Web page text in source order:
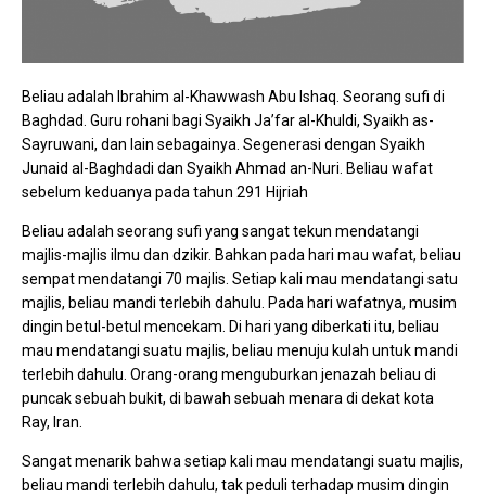
Beliau adalah Ibrahim al-Khawwash Abu Ishaq. Seorang sufi di
Baghdad. Guru rohani bagi Syaikh Ja’far al-Khuldi, Syaikh as-
Sayruwani, dan lain sebagainya. Segenerasi dengan Syaikh
Junaid al-Baghdadi dan Syaikh Ahmad an-Nuri. Beliau wafat
sebelum keduanya pada tahun 291 Hijriah
Beliau adalah seorang sufi yang sangat tekun mendatangi
majlis-majlis ilmu dan dzikir. Bahkan pada hari mau wafat, beliau
sempat mendatangi 70 majlis. Setiap kali mau mendatangi satu
majlis, beliau mandi terlebih dahulu. Pada hari wafatnya, musim
dingin betul-betul mencekam. Di hari yang diberkati itu, beliau
mau mendatangi suatu majlis, beliau menuju kulah untuk mandi
terlebih dahulu. Orang-orang menguburkan jenazah beliau di
puncak sebuah bukit, di bawah sebuah menara di dekat kota
Ray, Iran.
Sangat menarik bahwa setiap kali mau mendatangi suatu majlis,
beliau mandi terlebih dahulu, tak peduli terhadap musim dingin